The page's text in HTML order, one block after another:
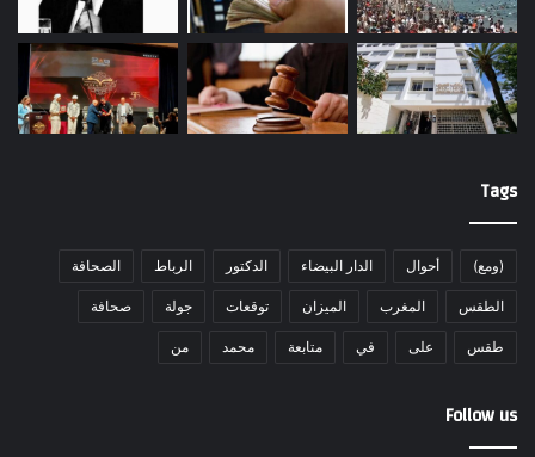
Tags
(ومع) أحوال الدار البيضاء الدكتور الرباط الصحافة
الطقس المغرب الميزان توقعات جولة صحافة
طقس على في متابعة محمد من
Follow us